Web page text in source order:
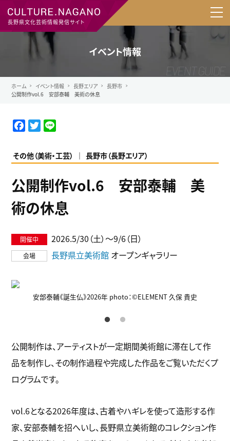
長野県文化芸術情報発信サイト
イベント情報
ホーム イベント情報 長野エリア
長野市
公開制作vol.6 安部泰輔 美術の休息
その他（美術・工芸） 長野市（長野エリア）
F
c
e
o
k
T
i
t
e
r
n
e
公開制作vol.6 安部泰輔 美
術の休息
2026.5/30（土）〜9/6（日）
長野県立美術館 オープンギャラリー
安部泰輔《誕生仏》2026年 photo：©ELEMENT 久保 貴史
公開制作は、アーティストが一定期間美術館に滞在して作
品を制作し、その制作過程や完成した作品をご覧いただくプ
ログラムです。
vol.6となる2026年度は、古着やハギレを使って造形する作
家、安部泰輔を招へいし、長野県立美術館のコレクション作